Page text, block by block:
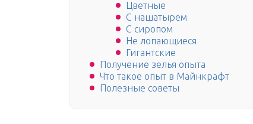
Цветные
С нашатырем
С сиропом
Не лопающиеся
Гигантские
Получение зелья опыта
Что такое опыт в Майнкрафт
Полезные советы